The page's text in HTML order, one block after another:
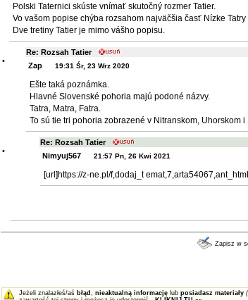
Polski Taternici skúste vnímať skutočný rozmer Tatier.
Vo vašom popise chýba rozsahom najväčšia časť Nízke
Dve tretiny Tatier je mimo vášho popisu.
•
Re: Rozsah Tatier
Zap
19:31 Śr, 23 Wrz 2020
Ešte taká poznámka.
Hlavné Slovenské pohoria majú podoné názvy.
Tatra, Matra, Fatra.
To sú tie tri pohoria zobrazené v Nitranskom, Uhorskom
•
Re: Rozsah Tatier
Nimyuj567
21:57 Pn, 26 Kwi 2021
[url]https://z-ne.pl/f,dodaj_t
Zapisz w
Jeżeli znalazłeś/aś błąd , nieaktualną informację lub posiadasz materiały